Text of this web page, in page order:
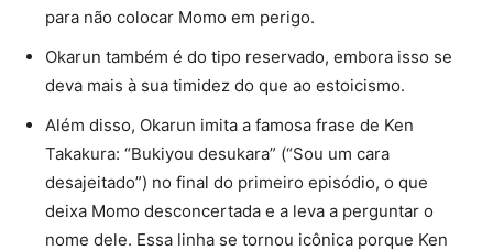
para não colocar Momo em perigo.
Okarun também é do tipo reservado, embora isso se
deva mais à sua timidez do que ao estoicismo.
Além disso, Okarun imita a famosa frase de Ken
Takakura: “Bukiyou desukara” (“Sou um cara
desajeitado”) no final do primeiro episódio, o que
deixa Momo desconcertada e a leva a perguntar o
nome dele. Essa linha se tornou icônica porque Ken